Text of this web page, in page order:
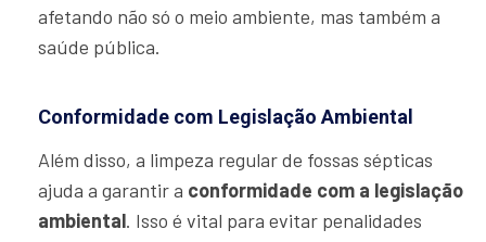
afetando não só o meio ambiente, mas também a
saúde pública.
Conformidade com Legislação Ambiental
Além disso, a limpeza regular de fossas sépticas
ajuda a garantir a conformidade com a legislação
ambiental. Isso é vital para evitar penalidades